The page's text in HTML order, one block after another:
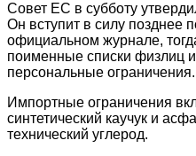
Совет ЕС в субботу
Он вступит в силу позднее
официальном журнале,
поименные списки физлиц
персональные ограничения.
Импортные ограничения
синтетический каучук и
технический углерод.